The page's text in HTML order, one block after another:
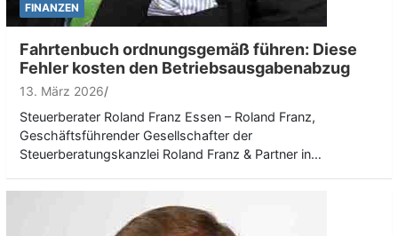
FINANZEN
Fahrtenbuch ordnungsgemäß führen: Diese
Fehler kosten den Betriebsausgabenabzug
13. März 2026
Steuerberater Roland Franz Essen – Roland Franz,
Geschäftsführender Gesellschafter der
Steuerberatungskanzlei Roland Franz & Partner in…